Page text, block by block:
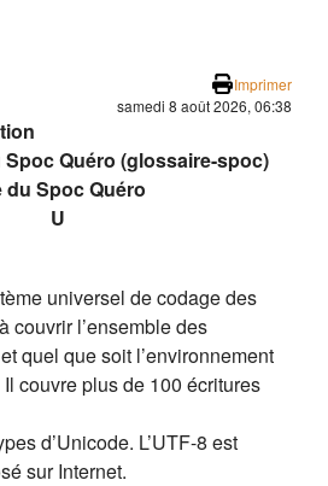
Imprimer
samedi 8 août 2026, 06:38
Quéro (glossaire-spoc)
du Spoc Quéro
U
universel de codage des
couvrir l’ensemble des
quel que soit l’environnement
couvre plus de 100 écritures
d’Unicode. L’UTF-8 est
sur Internet.